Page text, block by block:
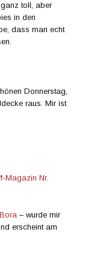
toll, aber
in den
dass man echt
Donnerstag,
raus. Mir ist
Magazin Nr.
Bora – wurde mir
erscheint am